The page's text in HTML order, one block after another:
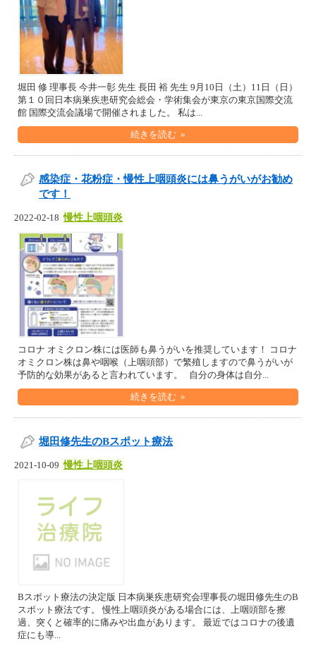
堀田 修 理事長 今井一彰 先生 長田 裕 先生 9月10日（土）11日（日）
第１０回日本病巣疾患研究会総会・学術集会が東京の東京国際交流
館 国際交流会議場で開催されました。 私は...
続きを読む »
感染症・花粉症・慢性上咽頭炎には鼻うがいがお勧め
です！
2022-02-18 慢性上咽頭炎
コロナ オミクロン株には医師も鼻うがいを推奨しています！ コロナ
オミクロン株は鼻や咽喉（上咽頭部）で繁殖しますので鼻うがいが
予防的な効果があると言われています。 自分の身体は自分...
続きを読む »
堀田修先生のBスポット療法
2021-10-09 慢性上咽頭炎
Bスポット療法の決定版 日本病巣疾患研究会理事長の堀田修先生のB
スポット療法です。 慢性上咽頭炎がある場合には、上咽頭部を擦
過、突くと確率的に痛みや出血があります。 最近ではコロナの後遺
症にも導...